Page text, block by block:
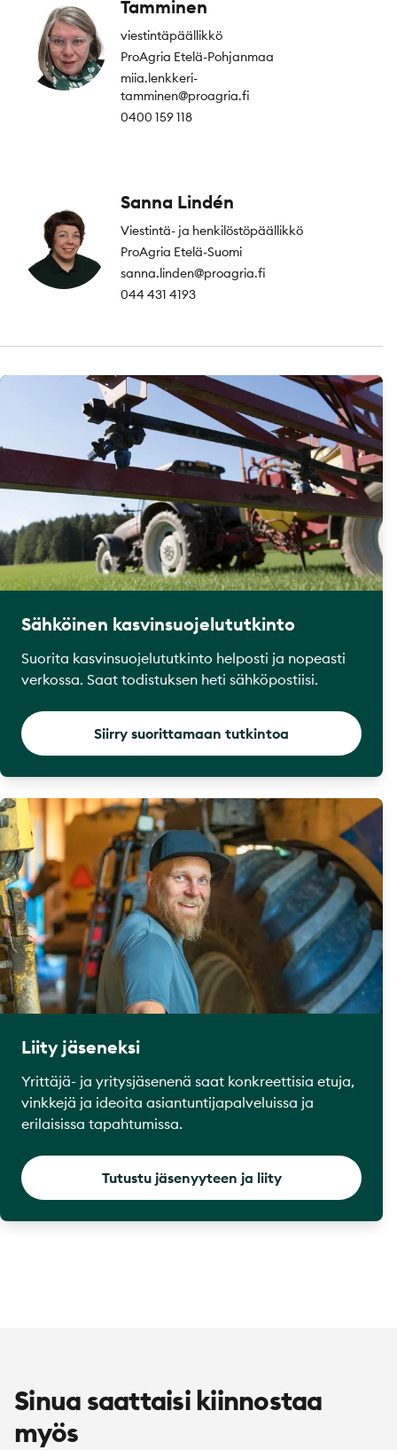
Tamminen
viestintäpäällikkö
ProAgria Etelä-Pohjanmaa
miia.lenkkeri-
tamminen@proagria.fi
0400 159 118
Sanna Lindén
Viestintä- ja henkilöstöpäällikkö
ProAgria Etelä-Suomi
sanna.linden@proagria.fi
044 431 4193
Sähköinen kasvinsuojelututkinto
Suorita kasvinsuojelututkinto helposti ja nopeasti
verkossa. Saat todistuksen heti sähköpostiisi.
Siirry suorittamaan tutkintoa
Liity jäseneksi
Yrittäjä- ja yritysjäsenenä saat konkreettisia etuja,
vinkkejä ja ideoita asiantuntijapalveluissa ja
erilaisissa tapahtumissa.
Tutustu jäsenyyteen ja liity
Sinua saattaisi kiinnostaa
myös